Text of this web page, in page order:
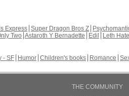
Express Super Dragon Bros Z
Two Astaroth Y Bernadette Edil
Leth Hate
- SF Humor Children's books Romance
THE COMMUNITY